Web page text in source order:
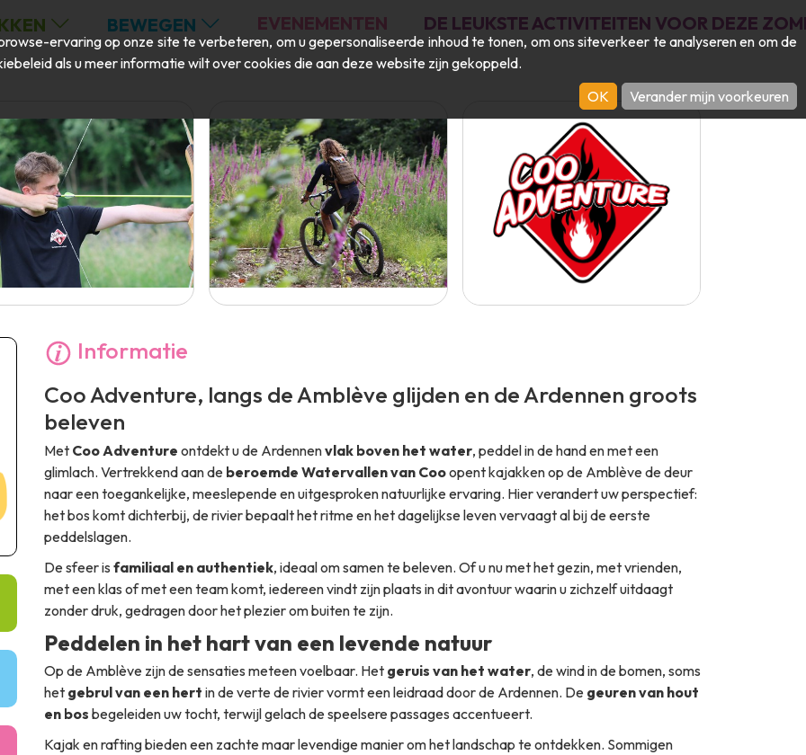
BEWEGEN EVENEMENTEN DE LEUKSTE ACTIVITEITEN VOOR DEZE
Informatie
Coo Adventure, langs de Amblève glijden en de Ardennen groots
beleven
Met Coo Adventure ontdekt u de Ardennenvlak boven het water, peddel in de hand en met een
glimlach. Vertrekkend aan de beroemde Watervallen van Cooopent kajakken op de Amblève de deur
naar een toegankelijke, meeslepende en uitgesproken natuurlijke ervaring. Hier verandert uw perspectief:
het bos komt dichterbij, de rivier bepaalt het ritme en het dagelijkse leven vervaagt al bij de eerste
peddelslagen.
De sfeer is familiaal en authentiek, ideaal om samen te beleven. Of u nu met het gezin, met vrienden,
met een klas of met een team komt, iedereen vindt zijn plaats in dit avontuur waarin u zichzelf uitdaagt
zonder druk, gedragen door het plezier om buiten te zijn.
Peddelen in het hart van een levende natuur
Op de Amblève zijn de sensaties meteen voelbaar. Het geruis van het water, de wind in de bomen, soms
het gebrul van een hert in de verte de rivier vormt een leidraad door de Ardennen. De geuren van hout
en bos begeleiden uw tocht, terwijl gelach de speelsere passages accentueert.
Kajak en rafting bieden een zachte maar levendige manier om het landschap te ontdekken. Sommigen
ervaring op onze site te verbeteren, om u gepersonaliseerde inhoud te tonen, om ons siteverkeer te analyseren en om de
als u meer informatie wilt over cookies die aan deze website zijn gekoppeld.
OK
Verander mijn voorkeuren